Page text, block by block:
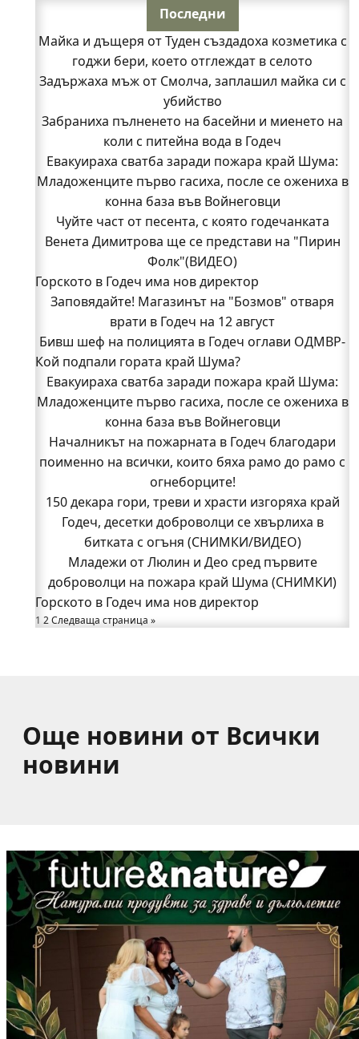
Последни
Майка и дъщеря от Туден създадоха козметика с
годжи бери, което отглеждат в селото
Задържаха мъж от Смолча, заплашил майка си с
убийство
Забраниха пълненето на басейни и миенето на
коли с питейна вода в Годеч
Евакуираха сватба заради пожара край Шума:
Младоженците първо гасиха, после се ожениха в
конна база във Войнеговци
Чуйте част от песента, с която годечанката
Венета Димитрова ще се представи на "Пирин
Фолк"(ВИДЕО)
Горското в Годеч има нов директор
Заповядайте! Магазинът на "Бозмов" отваря
врати в Годеч на 12 август
Бивш шеф на полицията в Годеч оглави ОДМВР-
Видин
Кой подпали гората край Шума?
Младежи от Люлин и Део сред първите
доброволци на пожара край Шума (СНИМКИ)
Началникът на пожарната в Годеч благодари
поименно на всички, които бяха рамо до рамо с
огнеборците!
150 декара гори, треви и храсти изгоряха край
Годеч, десетки доброволци се хвърлиха в
битката с огъня (СНИМКИ/ВИДЕО)
Полицията влиза в селата
Възможни са прекъсвания на тока утре в части
от община Годеч
Какво накара Яна и Станимир да изберат Годеч
Кой подпали гората край Шума?
Евакуираха сватба заради пожара край Шума:
Младоженците първо гасиха, после се ожениха в
конна база във Войнеговци
Началникът на пожарната в Годеч благодари
поименно на всички, които бяха рамо до рамо с
огнеборците!
150 декара гори, треви и храсти изгоряха край
Годеч, десетки доброволци се хвърлиха в
битката с огъня (СНИМКИ/ВИДЕО)
Младежи от Люлин и Део сред първите
доброволци на пожара край Шума (СНИМКИ)
Горското в Годеч има нов директор
1 2Следваща страница »
Още новини от Всички
новини